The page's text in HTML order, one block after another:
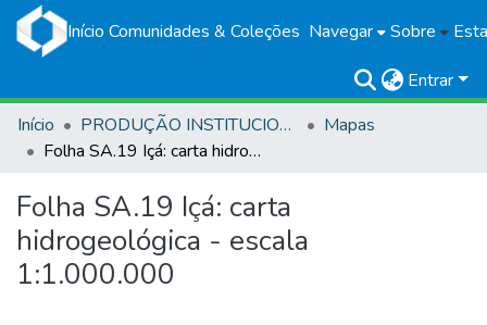
Início Comunidades & Coleções Navegar Sobre
Entrar
Início
PRODUÇÃO INSTITUCIONAL
Mapas
Folha SA.19 Içá: carta hidrogeológica - escala 1:1.000.000
Folha SA.19 Içá: carta
hidrogeológica - escala
1:1.000.000